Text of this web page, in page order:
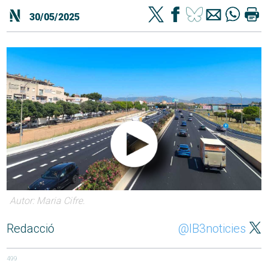
30/05/2025
Autor: Maria Cifre.
Redacció @IB3noticies
499